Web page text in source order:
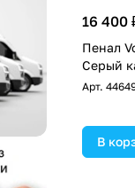
16 400
Пенал
Серый
Арт.
В